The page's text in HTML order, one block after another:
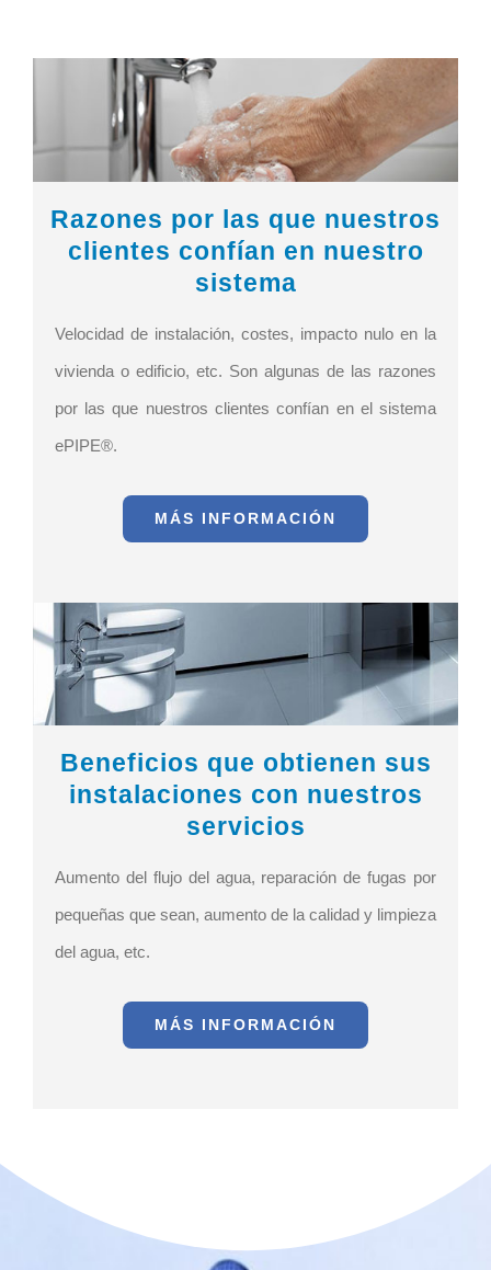
Razones por las que nuestros
clientes confían en nuestro
sistema
Velocidad de instalación, costes, impacto nulo en la
vivienda o edificio, etc. Son algunas de las razones
por las que nuestros clientes confían en el sistema
ePIPE®.
MÁS INFORMACIÓN
Beneficios que obtienen sus
instalaciones con nuestros
servicios
Aumento del flujo del agua, reparación de fugas por
pequeñas que sean, aumento de la calidad y limpieza
del agua, etc.
MÁS INFORMACIÓN